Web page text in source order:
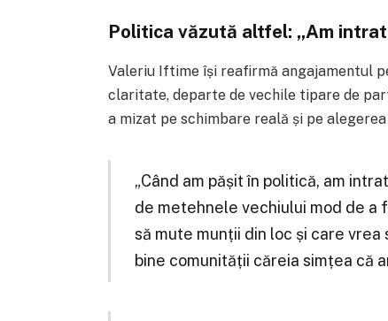
Politica văzută altfel: „Am
Valeriu Iftime își reafirmă angajamentul
claritate, departe de vechile tipare de
a mizat pe schimbare reală și pe
„Când am pășit în politică, am
de metehnele vechiului mod de a
să mute munții din loc și care
bine comunității căreia simțea că